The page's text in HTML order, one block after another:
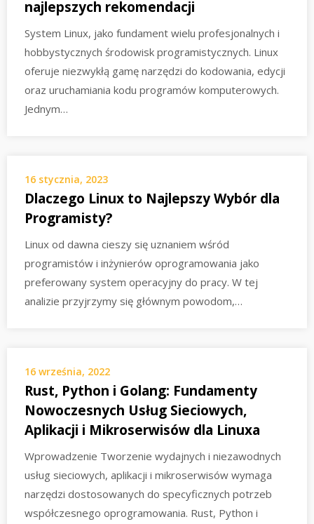
najlepszych rekomendacji
System Linux, jako fundament wielu profesjonalnych i
hobbystycznych środowisk programistycznych. Linux
oferuje niezwykłą gamę narzędzi do kodowania, edycji
oraz uruchamiania kodu programów komputerowych.
Jednym…
16 stycznia, 2023
Dlaczego Linux to Najlepszy Wybór dla
Programisty?
Linux od dawna cieszy się uznaniem wśród
programistów i inżynierów oprogramowania jako
preferowany system operacyjny do pracy. W tej
analizie przyjrzymy się głównym powodom,…
16 września, 2022
Rust, Python i Golang: Fundamenty
Nowoczesnych Usług Sieciowych,
Aplikacji i Mikroserwisów dla Linuxa
Wprowadzenie Tworzenie wydajnych i niezawodnych
usług sieciowych, aplikacji i mikroserwisów wymaga
narzędzi dostosowanych do specyficznych potrzeb
współczesnego oprogramowania. Rust, Python i